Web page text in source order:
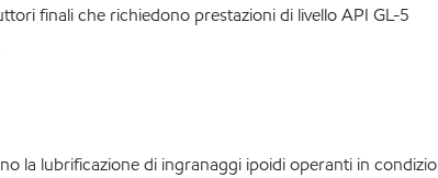
finali che richiedono prestazioni di livello API GL-5
la lubrificazione di ingranaggi ipoidi operanti in